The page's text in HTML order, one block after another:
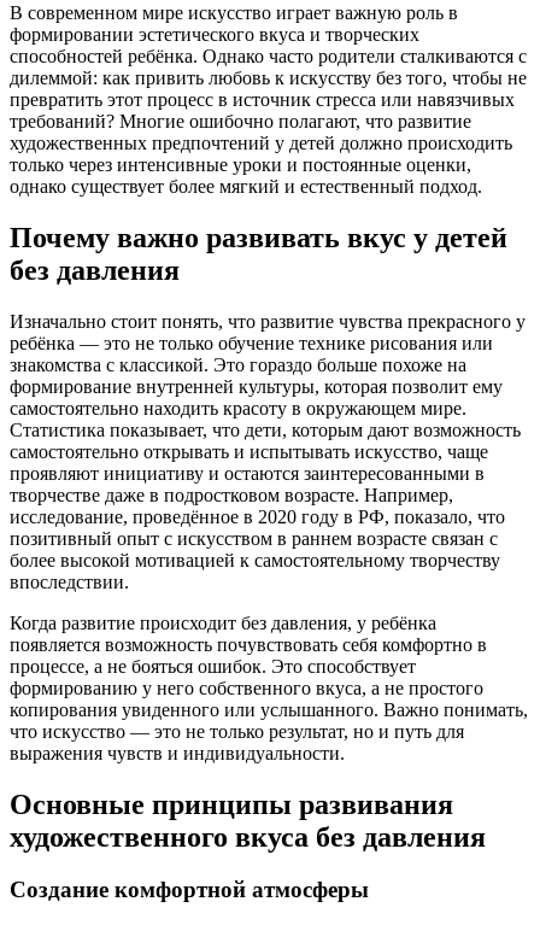
В современном мире искусство играет важную роль в
формировании эстетического вкуса и творческих
способностей ребёнка. Однако часто родители сталкиваются с
дилеммой: как привить любовь к искусству без того, чтобы не
превратить этот процесс в источник стресса или навязчивых
требований? Многие ошибочно полагают, что развитие
художественных предпочтений у детей должно происходить
только через интенсивные уроки и постоянные оценки,
однако существует более мягкий и естественный подход.
Почему важно развивать вкус у детей
без давления
Изначально стоит понять, что развитие чувства прекрасного у
ребёнка — это не только обучение технике рисования или
знакомства с классикой. Это гораздо больше похоже на
формирование внутренней культуры, которая позволит ему
самостоятельно находить красоту в окружающем мире.
Статистика показывает, что дети, которым дают возможность
самостоятельно открывать и испытывать искусство, чаще
проявляют инициативу и остаются заинтересованными в
творчестве даже в подростковом возрасте. Например,
исследование, проведённое в 2020 году в РФ, показало, что
позитивный опыт с искусством в раннем возрасте связан с
более высокой мотивацией к самостоятельному творчеству
впоследствии.
Когда развитие происходит без давления, у ребёнка
появляется возможность почувствовать себя комфортно в
процессе, а не бояться ошибок. Это способствует
формированию у него собственного вкуса, а не простого
копирования увиденного или услышанного. Важно понимать,
что искусство — это не только результат, но и путь для
выражения чувств и индивидуальности.
Основные принципы развивания
художественного вкуса без давления
Создание комфортной атмосферы